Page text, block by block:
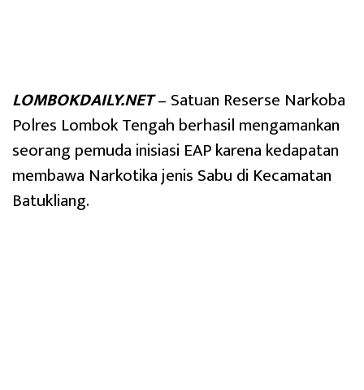
LOMBOKDAILY.NET– Satuan Reserse Narkoba
Polres Lombok Tengah berhasil mengamankan
seorang pemuda inisiasi EAP karena kedapatan
membawa Narkotika jenis Sabu di Kecamatan
Batukliang.